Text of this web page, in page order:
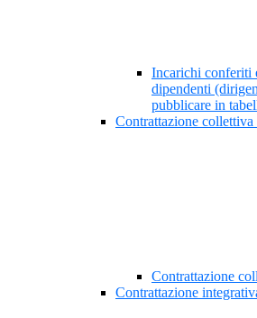
Incarichi conferiti
dipendenti
pubblicare in
Contrattazione collettiva
Contrattazione
Contrattazione